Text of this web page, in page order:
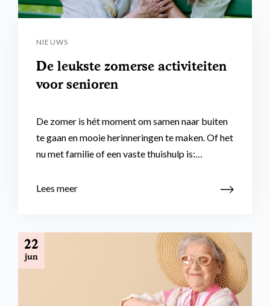
NIEUWS
De leukste zomerse activiteiten
voor senioren
De zomer is hét moment om samen naar buiten
te gaan en mooie herinneringen te maken. Of het
nu met familie of een vaste thuishulp is:…
Lees meer
22
jun